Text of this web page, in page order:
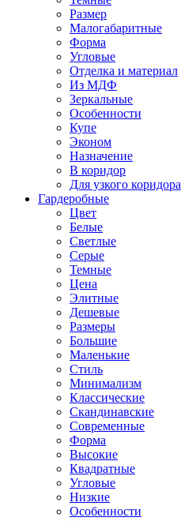
Размер
Малогабаритные
Форма
Угловые
Отделка и материал
Из МДФ
Зеркальные
Особенности
Купе
Эконом
Назначение
В коридор
Для узкого коридора
Гардеробные
Цвет
Белые
Светлые
Серые
Темные
Цена
Элитные
Дешевые
Размеры
Большие
Маленькие
Стиль
Минимализм
Классические
Скандинавские
Современные
Форма
Высокие
Квадратные
Угловые
Низкие
Особенности